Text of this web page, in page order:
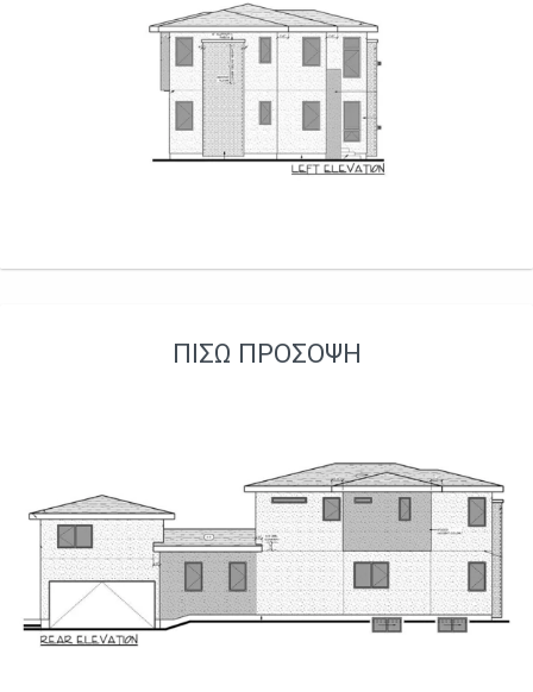
ΠΊΣΩ ΠΡΌΣΟΨΗ